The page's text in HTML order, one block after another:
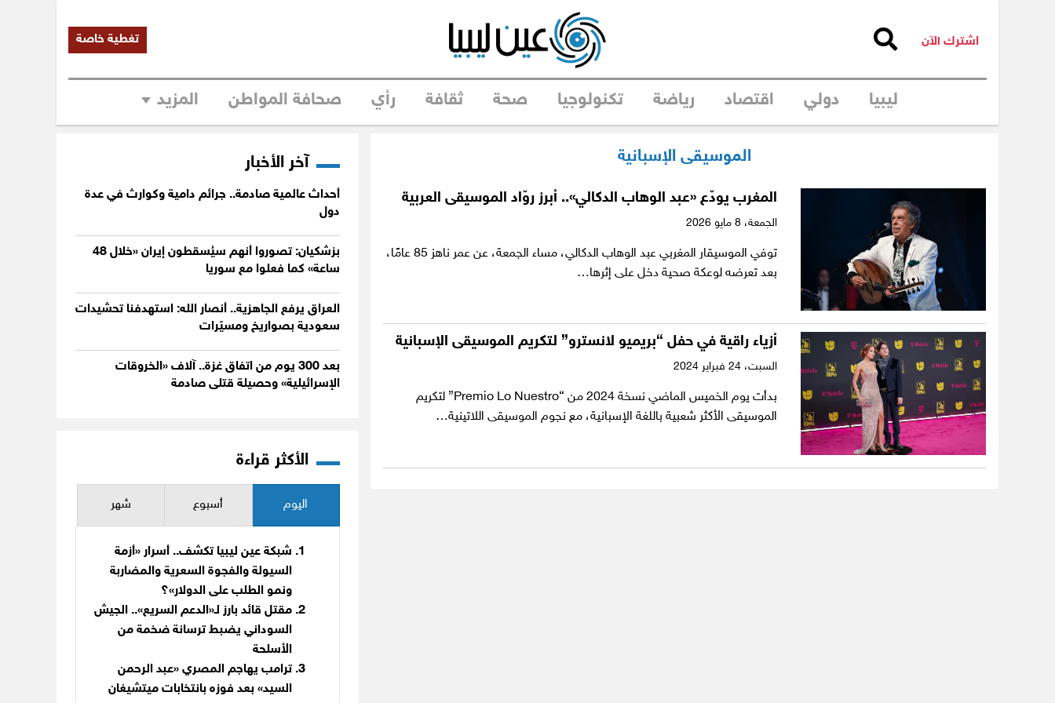
اشترك الآن تغطية خاصة
ليبيا دولي اقتصاد رياضة تكنولوجيا صحة ثقافة رأي صحافة المواطن المزيد
الموسيقى الإسبانية
المغرب يودّع «عبد الوهاب الدكالي».. أبرز روّاد الموسيقى العربية
الجمعة،
توفي الموسيقار المغربي عبد الوهاب الدكالي، مساء الجمعة، عن عمر ناهز 85 عامًا،
بعد تعرضه لوعكة صحية دخل على إثرها…
أزياء راقية في حفل “بريميو لانسترو” لتكريم الموسيقى الإسبانية
السبت،
بدأت يوم الخميس الماضي نسخة 2024 من “Premio Lo Nuestro” لتكريم
الموسيقى الأكثر شعبية باللغة الإسبانية، مع نجوم الموسيقى اللاتينية…
آخر الأخبار
أحداث عالمية صادمة.. جرائم دامية وكوارث في عدة
دول
بزشكيان: تصوروا أنهم سيُسقطون إيران «خلال 48
ساعة» كما فعلوا مع سوريا
العراق يرفع الجاهزية.. أنصار الله: استهدفنا تحشيدات
سعودية بصواريخ ومسيّرات
بعد 300 يوم من اتفاق غزة.. آلاف «الخروقات
الإسرائيلية» وحصيلة قتلى صادمة
الأكثر قراءة
اليوم أسبوع شهر
شبكة عين ليبيا تكشف.. أسرار «أزمة
السيولة والفجوة السعرية والمضاربة
ونمو الطلب على الدولار»؟
مقتل قائد بارز لـ«الدعم السريع».. الجيش
السوداني يضبط ترسانة ضخمة من
الأسلحة
ترامب يهاجم المصري «عبد الرحمن
السيد» بعد فوزه بانتخابات ميتشيغان